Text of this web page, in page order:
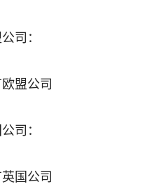
司：
盟公司
公司：
国公司